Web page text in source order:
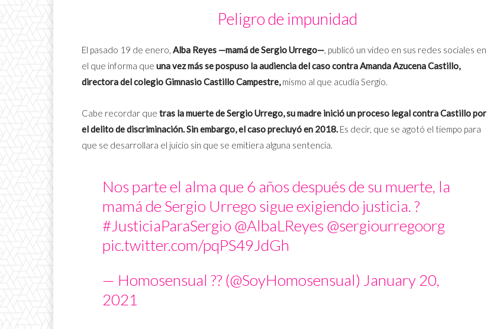
Peligro de impunidad
El pasado 19 de enero, Alba Reyes —mamá de Sergio Urrego—, publicó un video en sus redes sociales en
el que informa que una vez más se pospuso la audiencia del caso contra Amanda Azucena Castillo,
directora del colegio Gimnasio Castillo Campestre,mismo al que acudía Sergio.
Cabe recordar que tras la muerte de Sergio Urrego, su madre inició un proceso legal contra Castillo por
el delito de discriminación. Sin embargo, el caso precluyó en 2018. Es decir, que se agotó el tiempo para
que se desarrollara el juicio sin que se emitiera alguna sentencia.
Nos parte el alma que 6 años después de su muerte, la
mamá de Sergio Urrego sigue exigiendo justicia. ?
#JusticiaParaSergio @AlbaLReyes @sergiourregoorg
pic.twitter.com/pqPS49JdGh
— Homosensual ?️‍? (@SoyHomosensual) January 20,
2021